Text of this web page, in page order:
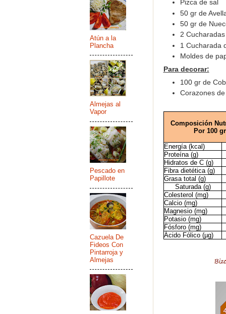
Pizca de sal
50 gr de
50 gr de
2
1 Cucharada
Moldes de
Para decorar:
100 gr de
Corazones
Composición
Por 100 gr
Energía (kcal)
Proteína (g)
Hidratos de C (g)
Fibra dietética (g)
Grasa total (g)
Saturada (g)
Colesterol (mg)
Calcio (mg)
Magnesio (mg)
Potasio (mg)
Fósforo (mg)
Ácido Fólico (µg)
Atún a la
Plancha
Almejas al
Vapor
Pescado en
Papillote
Cazuela De
Fideos Con
Pintarroja y
Almejas